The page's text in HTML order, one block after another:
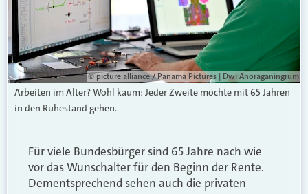
© picture alliance / Panama Pictures | Dwi Anoraganingrum
Arbeiten im Alter? Wohl kaum: Jeder Zweite möchte mit 65 Jahren
in den Ruhestand gehen.
Für viele Bundesbürger sind 65 Jahre nach wie
vor das Wunschalter für den Beginn der Rente.
Dementsprechend sehen auch die privaten